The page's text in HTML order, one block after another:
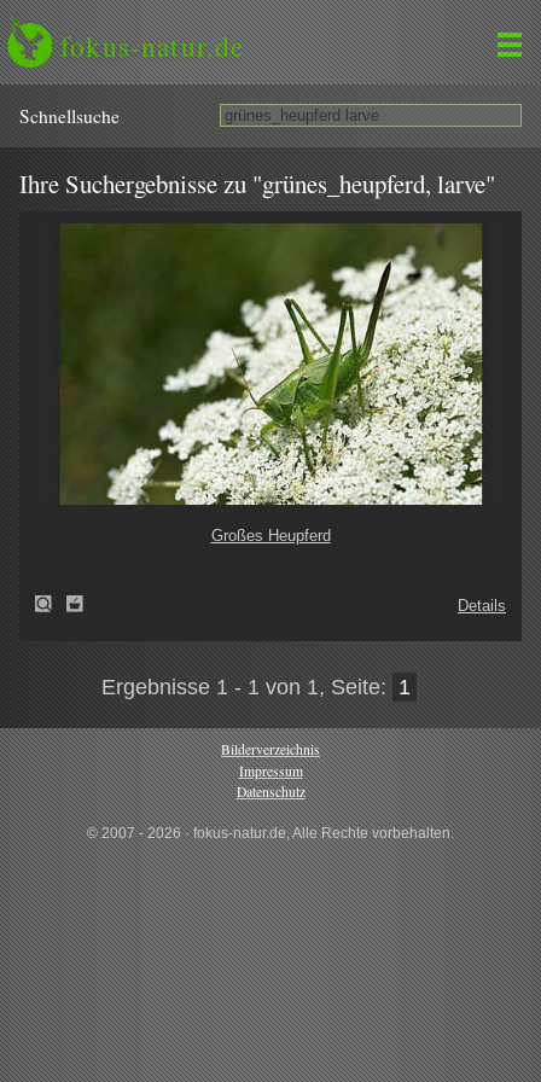
fokus-natur.de
Schnell­suche
Ihre Suchergebnisse zu "grünes_heupferd, larve"
Großes Heupferd
Details
Ergebnisse 1 - 1 von 1, Seite: 1
Bilderverzeichnis
Impressum
Datenschutz
© 2007 - 2026 · fokus-natur.de, Alle Rechte vorbehalten.